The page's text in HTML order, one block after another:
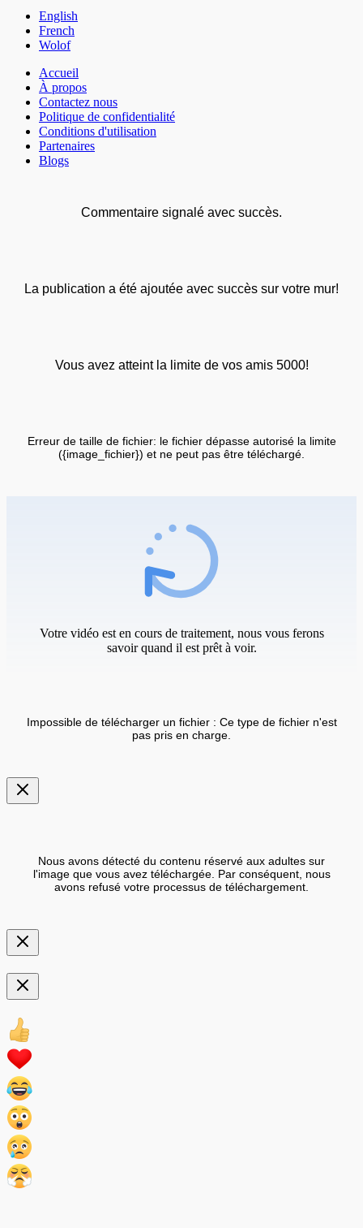
English
French
Wolof
Accueil
À propos
Contactez nous
Politique de confidentialité
Conditions d'utilisation
Partenaires
Blogs
Commentaire signalé avec succès.
La publication a été ajoutée avec succès sur votre mur!
Vous avez atteint la limite de vos amis 5000!
Erreur de taille de fichier: le fichier dépasse autorisé la limite
({image_fichier}) et ne peut pas être téléchargé.
Votre vidéo est en cours de traitement, nous vous ferons
savoir quand il est prêt à voir.
Impossible de télécharger un fichier : Ce type de fichier n'est
pas pris en charge.
Nous avons détecté du contenu réservé aux adultes sur
l'image que vous avez téléchargée. Par conséquent, nous
avons refusé votre processus de téléchargement.